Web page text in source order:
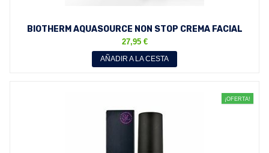
BIOTHERM AQUASOURCE NON STOP CREMA FACIAL
HIDRATACION...
27,95 €
AÑADIR A LA CESTA
¡OFERTA!